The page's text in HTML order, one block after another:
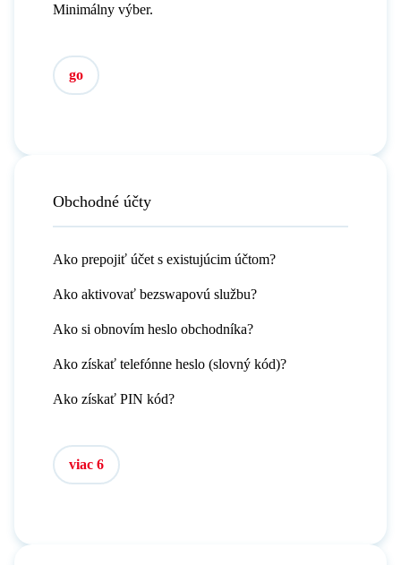
Minimálny výber.
go
Obchodné účty
Ako prepojiť účet s existujúcim účtom?
Ako aktivovať bezswapovú službu?
Ako si obnovím heslo obchodníka?
Ako získať telefónne heslo (slovný kód)?
Ako získať PIN kód?
viac 6